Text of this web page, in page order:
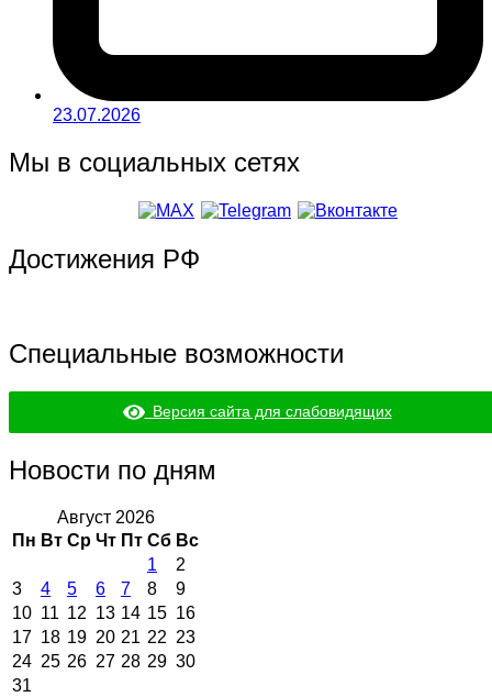
23.07.2026
Мы в социальных сетях
Достижения РФ
Специальные возможности
Версия сайта для слабовидящих
Новости по дням
Август 2026
Пн Вт Ср Чт Пт Сб Вс
1
2
3
4 5 6 7 8
9
10 11 12 13 14 15 16
17 18 19 20 21 22 23
24 25 26 27 28 29 30
31